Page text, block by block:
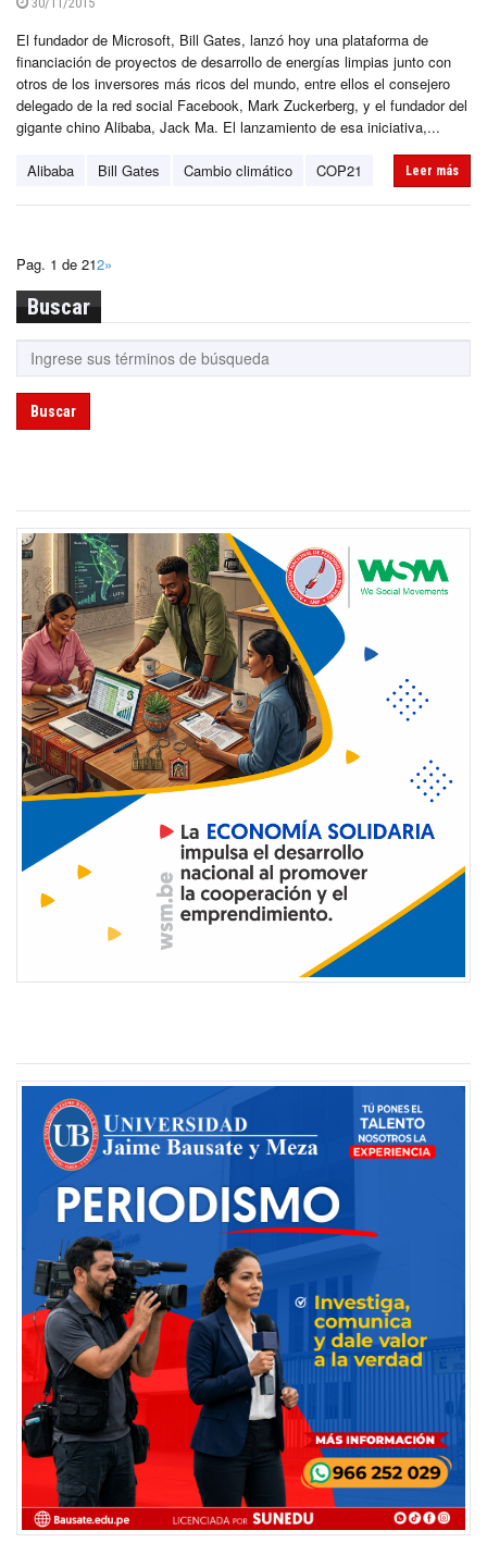
El fundador de Microsoft, Bill Gates, lanzó hoy una plataforma de
financiación de proyectos de desarrollo de energías limpias junto con
otros de los inversores más ricos del mundo, entre ellos el consejero
delegado de la red social Facebook, Mark Zuckerberg, y el fundador del
gigante chino Alibaba, Jack Ma. El lanzamiento de esa iniciativa,...
Alibaba Bill Gates Cambio climático COP21 Leer más
Pag. 1 de 212»
Buscar
Buscar